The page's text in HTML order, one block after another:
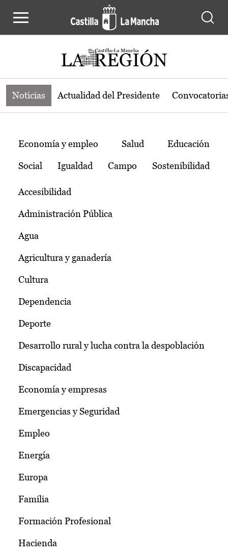
Noticias de la región de Castilla-La
Noticias Actualidad del Presidente
Temas
Economía y empleo Salud Educación
Social Igualdad Campo Sostenibilidad
Accesibilidad
Administración Pública
Agua
Agricultura y ganadería
Cultura
Dependencia
Deporte
Desarrollo rural y lucha contra la despoblación
Discapacidad
Economía y empresas
Emergencias y Seguridad
Empleo
Energía
Europa
Familia
Formación Profesional
Hacienda